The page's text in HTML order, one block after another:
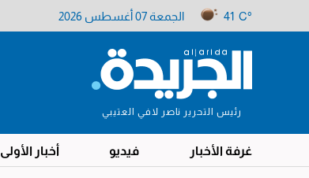
41 C° الجمعة 07 أغسطس 2026
رئيس التحرير ناصر لافي العتيبي
غرفة الأخبار فيديو أخبار الأولى